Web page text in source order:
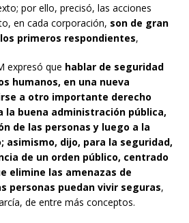
por ello, precisó, las acciones
en cada corporación, son de gran
primeros respondientes,
expresó que hablar de seguridad
humanos, en una nueva
a otro importante derecho
la buena administración pública,
de las personas y luego a la
asimismo, dijo, para la seguridad,
de un orden público, centrado
elimine las amenazas de
personas puedan vivir seguras,
de entre más conceptos.